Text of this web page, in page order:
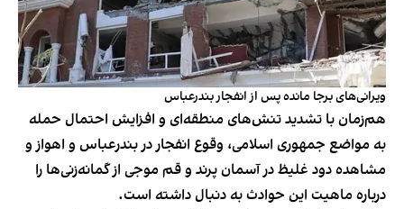
ویرانی‌های برجا مانده پس از انفجار بندرعباس
هم‌زمان با تشدید تنش‌های منطقه‌ای و افزایش احتمال حمله
به مواضع جمهوری اسلامی، وقوع انفجار در بندرعباس و اهواز و
مشاهده دود غلیظ در آسمان پرند و قم موجی از گمانه‌زنی‌ها را
درباره ماهیت این حوادث به دنبال داشته است.